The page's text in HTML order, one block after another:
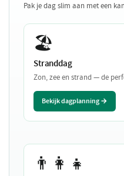
Pak je dag slim aan met een
🏖️
Stranddag
Zon, zee en strand — de
Bekijk dagplanning →
👨‍👩‍👧